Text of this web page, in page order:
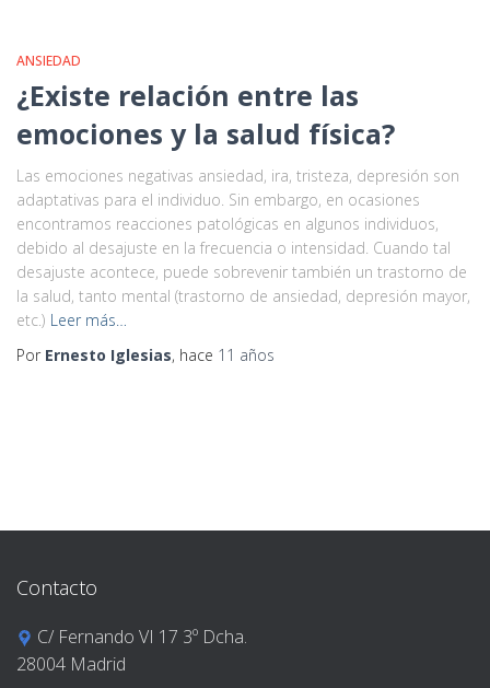
ANSIEDAD
¿Existe relación entre las
emociones y la salud física?
Las emociones negativas ansiedad, ira, tristeza, depresión son
adaptativas para el individuo. Sin embargo, en ocasiones
encontramos reacciones patológicas en algunos individuos,
debido al desajuste en la frecuencia o intensidad. Cuando tal
desajuste acontece, puede sobrevenir también un trastorno de
la salud, tanto mental (trastorno de ansiedad, depresión mayor,
etc.) Leer más…
Por Ernesto Iglesias, hace 11 años
Contacto
C/ Fernando VI 17 3º Dcha.
28004 Madrid